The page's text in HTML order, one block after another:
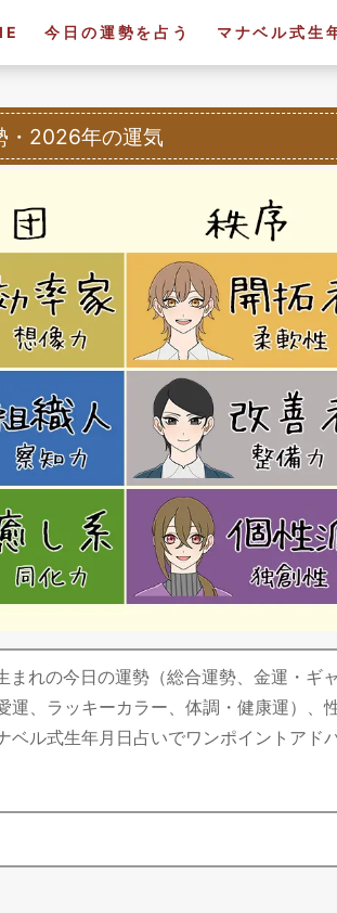
今日の運勢を占う マナベル式生
・2026年の運気
れの今日の運勢（総合運勢、金運・ギ
運、ラッキーカラー、体調・健康運）、
ベル式生年月日占いでワンポイントアド